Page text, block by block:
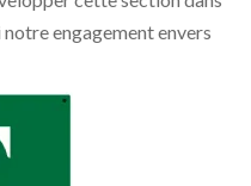
engagement envers